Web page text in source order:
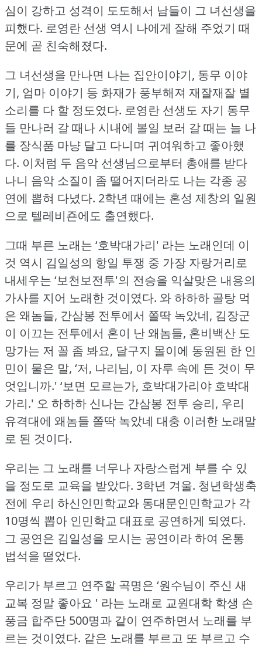
심이 강하고 성격이 도도해서 남들이 그 녀선생을
피했다. 로영란 선생 역시 나에게 잘해 주었기 때
문에 곧 친숙해졌다.
그 녀선생을 만나면 나는 집안이야기, 동무 이야
기, 엄마 이야기 등 화재가 풍부해져 재잘재잘 별
소리를 다 할 정도였다. 로영란 선생도 자기 동무
들 만나러 갈 때나 시내에 볼일 보러 갈 때는 늘 나
를 장식품 마냥 달고 다니며 귀여워하고 좋아했
다. 이처럼 두 음악 선생님으로부터 총애를 받다
나니 음악 소질이 좀 떨어지더라도 나는 각종 공
연에 뽑혀 다녔다. 2학년 때에는 혼성 제창의 일원
으로 텔레비죤에도 출연했다.
그때 부른 노래는 ‘호박대가리' 라는 노래인데 이
것 역시 김일성의 항일 투쟁 중 가장 자랑거리로
내세우는 ‘보천보전투'의 전승을 익살맞은 내용의
가사를 지어 노래한 것이였다. 와 하하하 골탕 먹
은 왜놈들, 간삼봉 전투에서 쫄딱 녹았네, 김장군
이 이끄는 전투에서 혼이 난 왜놈들, 혼비백산 도
망가는 저 꼴 좀 봐요, 달구지 몰이에 동원된 한 인
민이 물은 말, ‘저, 나리님, 이 자루 속에 든 것이 무
엇입니까.' ‘보면 모르는가, 호박대가리야 호박대
가리.' 오 하하하 신나는 간삼봉 전투 승리, 우리
유격대에 왜놈들 쫄딱 녹았네 대충 이러한 노래말
로 된 것이다.
우리는 그 노래를 너무나 자랑스럽게 부를 수 있
을 정도로 교육을 받았다. 3학년 겨울. 청년학생축
전에 우리 하신인민학교와 동대문인민학교가 각
10명씩 뽑아 인민학교 대표로 공연하게 되였다.
그 공연은 김일성을 모시는 공연이라 하여 온통
법석을 떨었다.
우리가 부르고 연주할 곡명은 ‘원수님이 주신 새
교복 정말 좋아요 ' 라는 노래로 교원대학 학생 손
풍금 합주단 500명과 같이 연주하면서 노래를 부
르는 것이였다. 같은 노래를 부르고 또 부르고 수